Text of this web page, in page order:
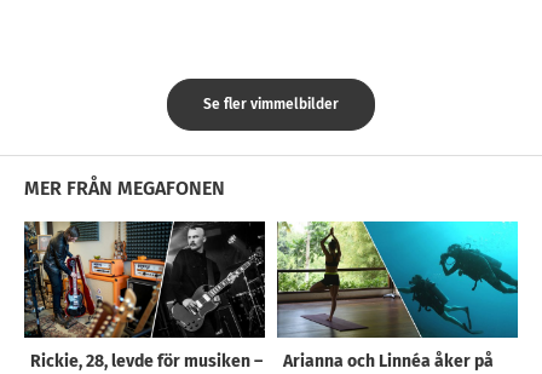
Se fler vimmelbilder
MER FRÅN MEGAFONEN
Rickie, 28, levde för musiken –
Arianna och Linnéa åker på